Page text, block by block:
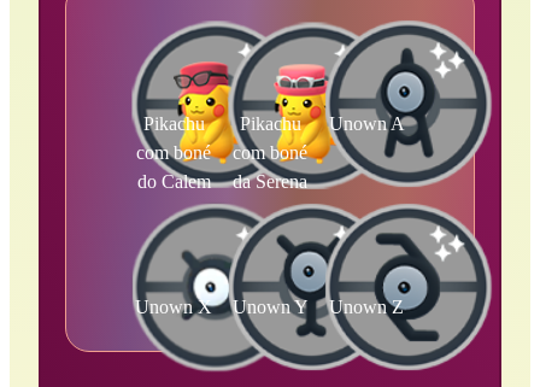
Pikachu
com boné
do Calem
Pikachu
com boné
da Serena
Unown A
Unown X Unown Y Unown Z